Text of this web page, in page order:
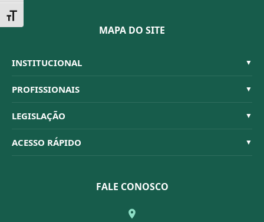
Alternar tamanho da fonte
MAPA DO SITE
INSTITUCIONAL ▼
Sistema CFBM
Quem Somos
Organograma
Conselheiros
PROFISSIONAIS ▼
Habilitações
Código de Ética
Dúvidas Frequentes
LEGISLAÇÃO ▼
Resoluções
ACESSO RÁPIDO ▼
FALE CONOSCO